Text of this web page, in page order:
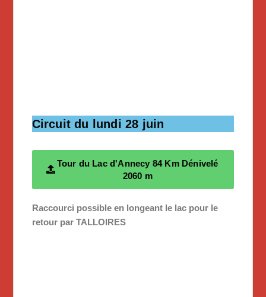
Circuit du lundi 28 juin
Tour du Lac d'Annecy 84 Km Dénivelé
2060 m
Raccourci possible en longeant le lac pour le
retour par TALLOIRES